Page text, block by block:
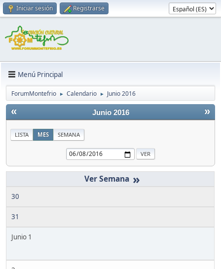
Iniciar sesión Registrarse
Menú Principal
ForumMontefrio ► Calendario ► Junio 2016
« »
Junio 2016
LISTA MES SEMANA
»
30
31
Junio 1